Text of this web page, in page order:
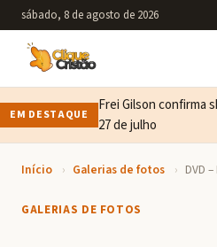
sábado, 8 de agosto de 2026
EM DESTAQUE
Frei Gilson confirma
27 de julho
Início › Galerias de fotos › DVD
GALERIAS DE FOTOS